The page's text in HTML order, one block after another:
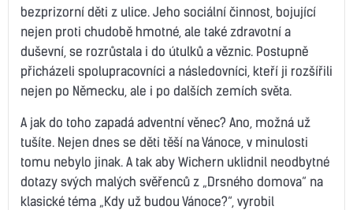
bezprizorní děti z ulice. Jeho sociální činnost, bojující
nejen proti chudobě hmotné, ale také zdravotní a
duševní, se rozrůstala i do útulků a věznic. Postupně
přicházeli spolupracovníci a následovníci, kteří ji rozšířili
nejen po Německu, ale i po dalších zemích světa.
A jak do toho zapadá adventní věnec? Ano, možná už
tušíte. Nejen dnes se děti těší na Vánoce, v minulosti
tomu nebylo jinak. A tak aby Wichern uklidnil neodbytné
dotazy svých malých svěřenců z „Drsného domova“ na
klasické téma „Kdy už budou Vánoce?“, vyrobil